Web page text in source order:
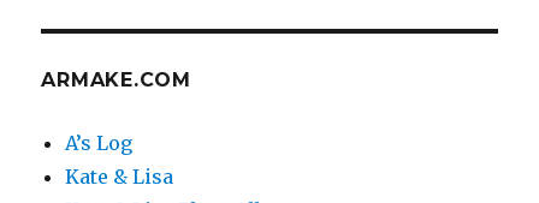
章:
ARMAKE.COM
A’s Log
Kate & Lisa